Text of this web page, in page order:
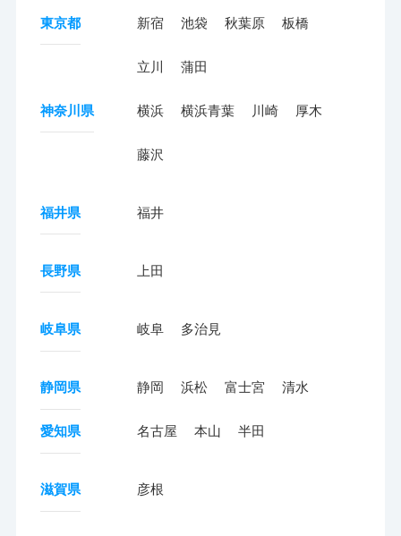
東京都 新宿 池袋 秋葉原 板橋
立川 蒲田
神奈川県 横浜 横浜青葉 川崎 厚木
藤沢
福井県 福井
長野県 上田
岐阜県 岐阜 多治見
静岡県 静岡 浜松 富士宮 清水
愛知県 名古屋 本山 半田
滋賀県 彦根